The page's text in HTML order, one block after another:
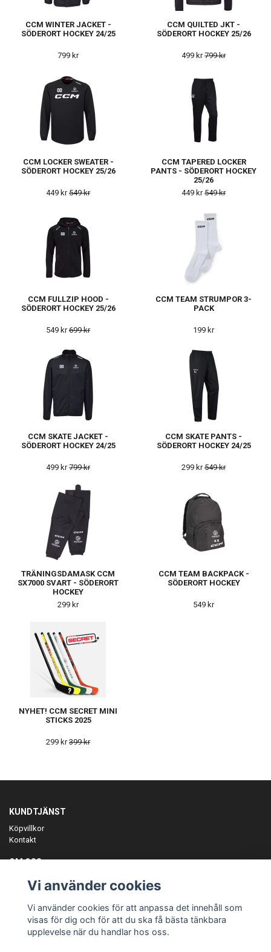
CCM WINTER JACKET -
SÖDERORT HOCKEY 24/25
799 kr
CCM QUILTED JKT -
SÖDERORT HOCKEY 25/26
499 kr799 kr
CCM LOCKER SWEATER -
SÖDERORT HOCKEY 25/26
449 kr549 kr
CCM TAPERED LOCKER
PANTS - SÖDERORT HOCKEY
25/26
449 kr549 kr
CCM FULLZIP HOOD -
SÖDERORT HOCKEY 25/26
549 kr699 kr
CCM TEAM STRUMPOR 3-
PACK
199 kr
CCM SKATE JACKET -
SÖDERORT HOCKEY 24/25
499 kr799 kr
CCM SKATE PANTS -
SÖDERORT HOCKEY 24/25
299 kr549 kr
TRÄNINGSDAMASK CCM
SX7000 SVART - SÖDERORT
HOCKEY
299 kr
CCM TEAM BACKPACK -
SÖDERORT HOCKEY
549 kr
NYHET! CCM SECRET MINI
STICKS 2025
299 kr399 kr
KUNDTJÄNST
Köpvillkor
Kontakt
OM OSS
ANMÄL DIG TILL VÅRT NYHETSBREV
Prenumerera
Vi använder cookies
Vi använder cookies för att anpassa det innehåll som
visas för dig och för att du ska få bästa tänkbara
upplevelse när du handlar hos oss.